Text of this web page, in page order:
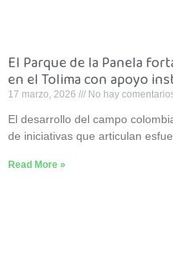
El Parque de la Panela
en el Tolima con apoyo
17 marzo, 2026 No hay
El desarrollo del campo
de iniciativas que articulan
Read More »